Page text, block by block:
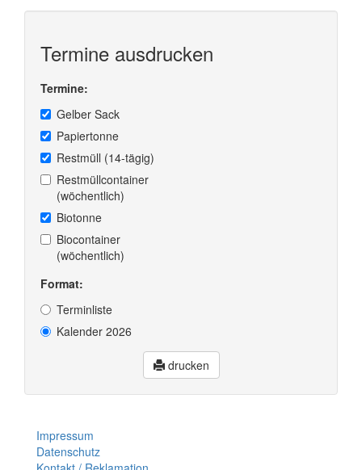
Termine ausdrucken
Termine:
Gelber Sack
Papiertonne
Restmüll (14-tägig)
Restmüllcontainer
(wöchentlich)
Biotonne
Biocontainer
(wöchentlich)
Format:
Terminliste
Kalender 2026
drucken
Impressum
Datenschutz